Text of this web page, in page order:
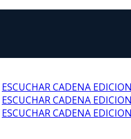
ESCUCHAR CADENA EDICION
ESCUCHAR CADENA EDICION
ESCUCHAR CADENA EDICION